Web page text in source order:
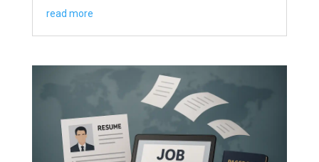
read more